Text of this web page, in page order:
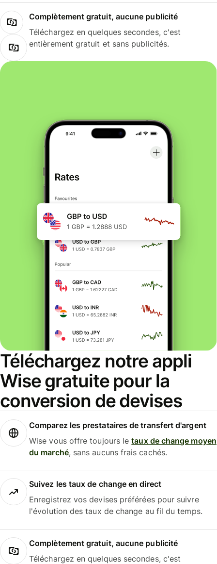
Complètement gratuit, aucune publicité
Téléchargez en quelques secondes, c'est
entièrement gratuit et sans publicités.
Téléchargez notre appli
Wise gratuite pour la
conversion de devises
Comparez les prestataires de transfert d'argent
Wise vous offre toujours letaux de change moyen
du marché, sans aucuns frais cachés.
Suivez les taux de change en direct
Enregistrez vos devises préférées pour suivre
l'évolution des taux de change au fil du temps.
Complètement gratuit, aucune publicité
Téléchargez en quelques secondes, c'est